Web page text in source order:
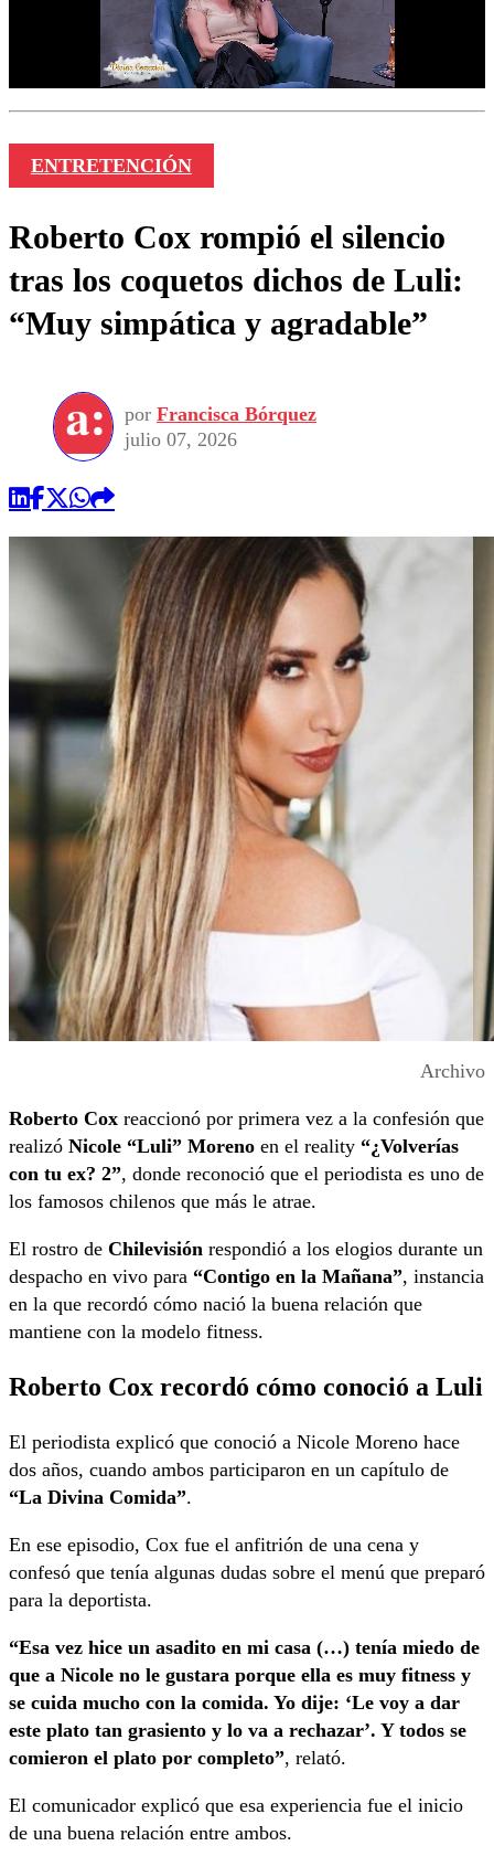
ENTRETENCIÓN
Roberto Cox rompió el silencio
tras los coquetos dichos de Luli:
“Muy simpática y agradable”
por Francisca Bórquez
julio 07, 2026
Archivo
Roberto Cox reaccionó por primera vez a la confesión que
realizó Nicole “Luli” Moreno en el reality “¿Volverías
con tu ex? 2”, donde reconoció que el periodista es uno de
los famosos chilenos que más le atrae.
El rostro de Chilevisión respondió a los elogios durante un
despacho en vivo para “Contigo en la Mañana”, instancia
en la que recordó cómo nació la buena relación que
mantiene con la modelo fitness.
Roberto Cox recordó cómo conoció a Luli
El periodista explicó que conoció a Nicole Moreno hace
dos años, cuando ambos participaron en un capítulo de
“La Divina Comida”.
En ese episodio, Cox fue el anfitrión de una cena y
confesó que tenía algunas dudas sobre el menú que preparó
para la deportista.
“Esa vez hice un asadito en mi casa (…) tenía miedo de
que a Nicole no le gustara porque ella es muy fitness y
se cuida mucho con la comida. Yo dije: ‘Le voy a dar
este plato tan grasiento y lo va a rechazar’. Y todos se
comieron el plato por completo”, relató.
El comunicador explicó que esa experiencia fue el inicio
de una buena relación entre ambos.